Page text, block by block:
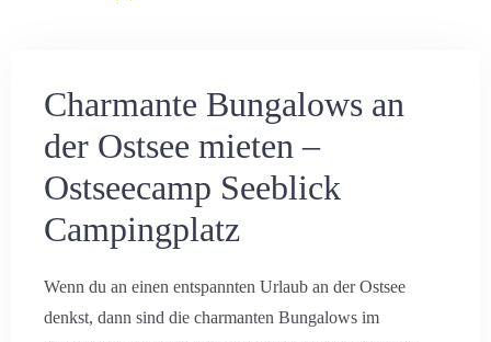
Charmante Bungalows an
der Ostsee mieten –
Ostseecamp Seeblick
Campingplatz
Wenn du an einen entspannten Urlaub an der Ostsee
denkst, dann sind die charmanten Bungalows im